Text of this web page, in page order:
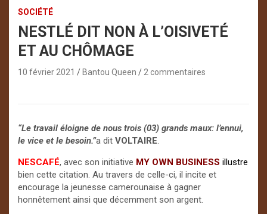
SOCIÉTÉ
NESTLÉ DIT NON À L’OISIVETÉ
ET AU CHÔMAGE
10 février 2021 Bantou Queen 2 commentaires
“Le travail éloigne de nous trois (03) grands maux: l’ennui,
le vice et le besoin.”a dit VOLTAIRE.
NESCAFÉ, avec son initiative MY OWN BUSINESS illustre
bien cette citation. Au travers de celle-ci, il incite et
encourage la jeunesse camerounaise à gagner
honnêtement ainsi que décemment son argent.